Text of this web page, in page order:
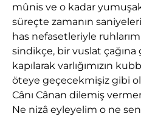
mûnis ve o kadar
süreçte zamanın
has nefasetleriyle
sindikçe, bir vuslat çağına
kapılarak varlığımızın
öteye geçecekmişiz gibi
Cânı Cânan dilemiş
Ne nizâ eyleyelim o ne